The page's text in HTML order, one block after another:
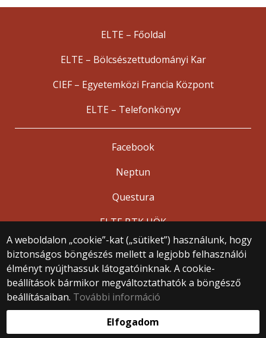
A weboldalon „cookie”-kat („sütiket”) használunk, hogy
biztonságos böngészés mellett a legjobb felhasználói
élményt nyújthassuk látogatóinknak. A cookie-
beállítások bármikor megváltoztathatók a böngésző
beállításaiban. További információ
Elfogadom
ELTE – Főoldal
ELTE – Bölcsészettudományi Kar
CIEF – Egyetemközi Francia Központ
ELTE – Telefonkönyv
Facebook
Neptun
Questura
ELTE BTK HÖK
© 2025 Eötvös Loránd Tudományegyetem
Minden jog fenntartva.
1053 Budapest, Egyetem tér 1–3.
Központi telefonszám: +36 1 411 6500
Webfejlesztés: